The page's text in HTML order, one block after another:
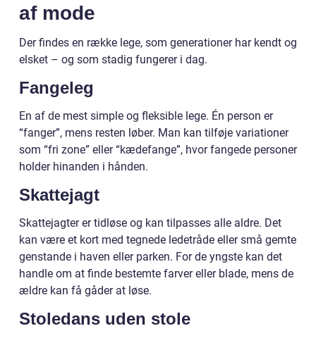
af mode
Der findes en række lege, som generationer har kendt og
elsket – og som stadig fungerer i dag.
Fangeleg
En af de mest simple og fleksible lege. Én person er
“fanger”, mens resten løber. Man kan tilføje variationer
som “fri zone” eller “kædefange”, hvor fangede personer
holder hinanden i hånden.
Skattejagt
Skattejagter er tidløse og kan tilpasses alle aldre. Det
kan være et kort med tegnede ledetråde eller små gemte
genstande i haven eller parken. For de yngste kan det
handle om at finde bestemte farver eller blade, mens de
ældre kan få gåder at løse.
Stoledans uden stole